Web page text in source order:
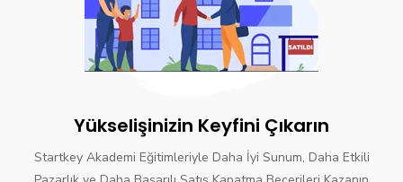
Yükselişinizin Keyfini Çıkarın
Startkey Akademi Eğitimleriyle Daha İyi Sunum, Daha Etkili